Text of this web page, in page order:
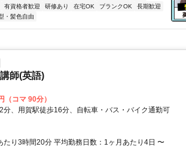
有資格者歓迎 研修あり 在宅OK ブランクOK
長期歓迎
・髪色自由
師(英語)
コマ 90分）
分、用賀駅徒歩16分、自転車・バス・バイク通勤可
たり3時間20分 平均勤務日数：1ヶ月あたり4日 〜